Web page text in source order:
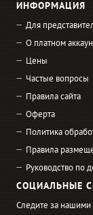
ИНФОРМАЦИЯ
Для
О платном
Цены
Частые вопросы
Правила сайта
Оферта
Политика
Правила
Руководство по
СОЦИАЛЬНЫЕ
Следите за нашими